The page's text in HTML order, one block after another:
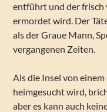
entführt und der frisch
ermordet wird. Der
als der Graue Mann,
vergangenen Zeiten.
Als die Insel von
heimgesucht wird,
aber es kann auch